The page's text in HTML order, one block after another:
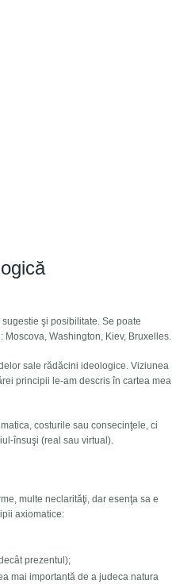
şi posibilitate. Se poate
Washington, Kiev, Bruxelles.
sale rădăcini ideologice. Viziunea
principii le-am descris în cartea mea
costurile sau consecinţele, ci
însuşi (real sau virtual).
multe neclarităţi, dar esenţa sa e
axiomatice:
prezentul);
mai importantă de a judeca natura